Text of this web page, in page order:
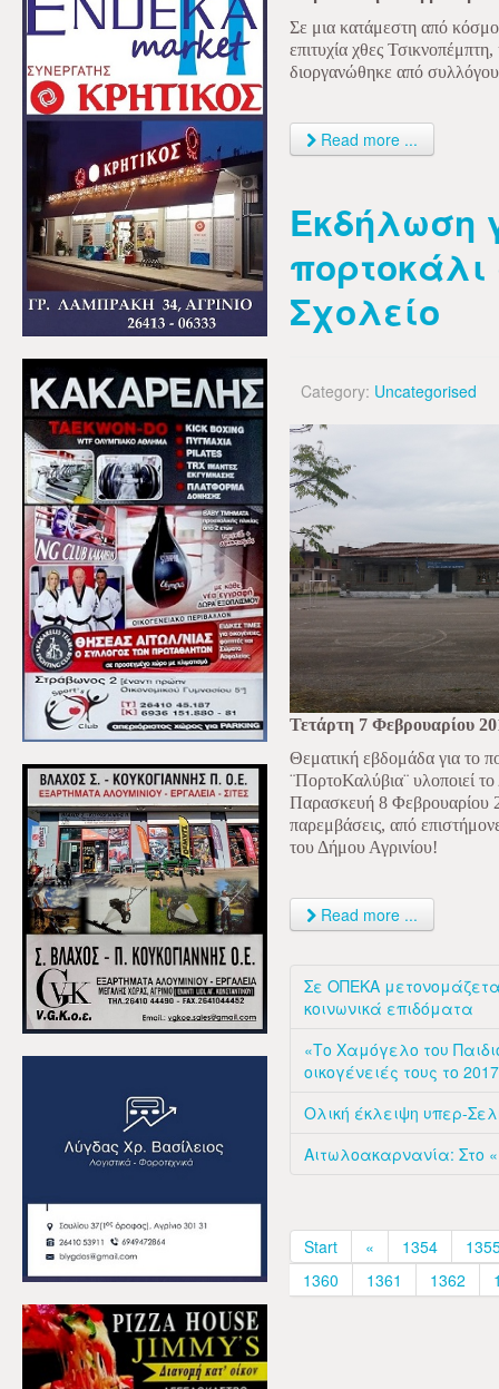
Σε μια κατάμεστη από
επιτυχία χθες
διοργανώθηκε από
Read more ...
Εκδήλωση
πορτοκάλι
Σχολείο
Category: Uncategorised
Τετάρτη 7 Φεβρουαρίου
Θεματική εβδομάδα για το
¨ΠορτοΚαλύβια¨ υλοποιεί
Παρασκευή 8 Φεβρουαρίου
παρεμβάσεις, από
του Δήμου Αγρινίου!
Read more ...
Σε ΟΠΕΚΑ
κοινωνικά επιδόματα
«Το Χαμόγελο του
οικογένειές τους το 2017
Ολική έκλειψη υπερ-
Αιτωλοακαρνανία: Στο
Start « 1354
1360
1361 1362